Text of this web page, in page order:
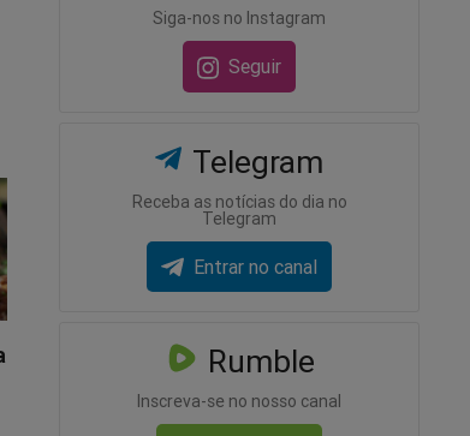
Siga-nos no Instagram
Seguir
Telegram
Receba as notícias do dia no
Telegram
Entrar no canal
Rumble
Inscreva-se no nosso canal